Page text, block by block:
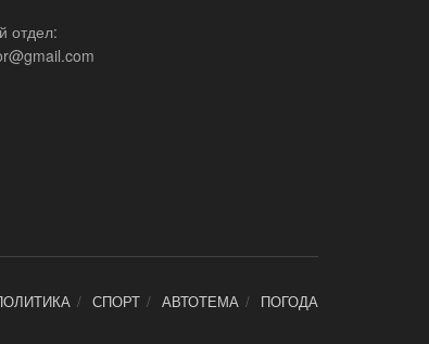
отдел:
СПОРТ АВТОТЕМА ПОГОДА